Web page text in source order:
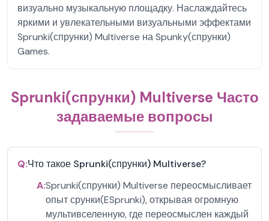
визуально музыкальную площадку. Наслаждайтесь
яркими и увлекательными визуальными эффектами
Sprunki(спрунки) Multiverse на Spunky(спрунки)
Games.
Sprunki(спрунки) Multiverse Часто
задаваемые вопросы
Q:Что такое Sprunki(спрунки) Multiverse?
A:Sprunki(спрунки) Multiverse переосмысливает
опыт срунки(ESprunki), открывая огромную
мультивселенную, где переосмыслен каждый